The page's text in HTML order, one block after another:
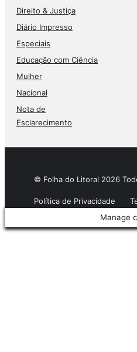
Direito & Justiça
Diário Impresso
Especiais
Educação com Ciência
Mulher
Nacional
Nota de
Esclarecimento
© Folha do Litoral 2026
Política de Privacidade
Manage